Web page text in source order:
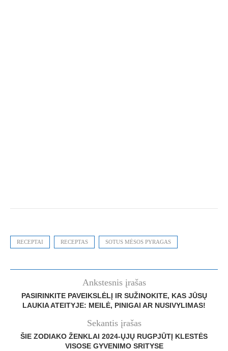
RECEPTAI RECEPTAS SOTUS MĖSOS PYRAGAS
Ankstesnis įrašas
PASIRINKITE PAVEIKSLĖLĮ IR SUŽINOKITE, KAS JŪSŲ
LAUKIA ATEITYJE: MEILĖ, PINIGAI AR NUSIVYLIMAS!
Sekantis įrašas
ŠIE ZODIAKO ŽENKLAI 2024-ŲJŲ RUGPJŪTĮ KLESTĖS
VISOSE GYVENIMO SRITYSE